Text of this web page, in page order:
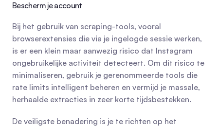
Bescherm je account
Bij het gebruik van scraping-tools, vooral
browserextensies die via je ingelogde sessie werken,
is er een klein maar aanwezig risico dat Instagram
ongebruikelijke activiteit detecteert. Om dit risico te
minimaliseren, gebruik je gerenommeerde tools die
rate limits intelligent beheren en vermijd je massale,
herhaalde extracties in zeer korte tijdsbestekken.
De veiligste benadering is je te richten op het